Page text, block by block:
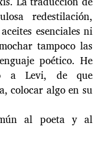
redestilación,
esenciales ni
tampoco las
poético. He
a Levi, de que
colocar algo en su
al poeta y al